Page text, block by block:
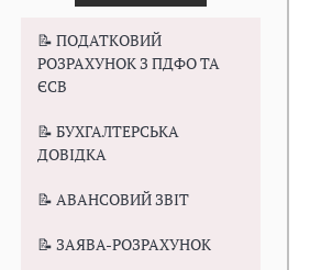
📝 ПОДАТКОВИЙ
РОЗРАХУНОК З ПДФО ТА
ЄСВ
📝 БУХГАЛТЕРСЬКА
ДОВІДКА
📝 АВАНСОВИЙ ЗВІТ
📝 ЗАЯВА-РОЗРАХУНОК